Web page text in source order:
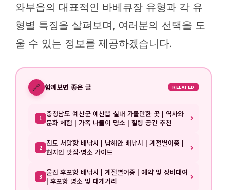
와부읍의 대표적인 바베큐장 유형과 각 유
형별 특징을 살펴보며, 여러분의 선택을 도
울 수 있는 정보를 제공하겠습니다.
🔗 함께보면 좋은 글 RELATED
1 충청남도 예산군 예산읍 실내 가볼만한 곳 | 역사와
문화 체험 | 가족 나들이 명소 | 힐링 공간 추천
2 진도 서망항 배낚시 | 남해안 배낚시 | 계절별어종 |
현지인 맛집·명소 가이드
3 울진 후포항 배낚시 | 계절별어종 | 예약 및 장비대여
| 후포항 명소 및 대게거리